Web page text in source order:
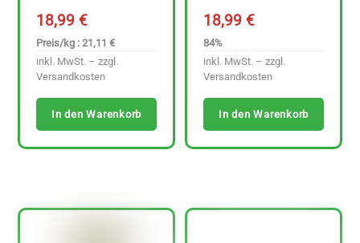
18,99€
Preis/kg : 21,11 €
inkl. MwSt. – zzgl.
Versandkosten
In den Warenkorb
18,99€
84%
inkl. MwSt. – zzgl.
Versandkosten
In den Warenkorb